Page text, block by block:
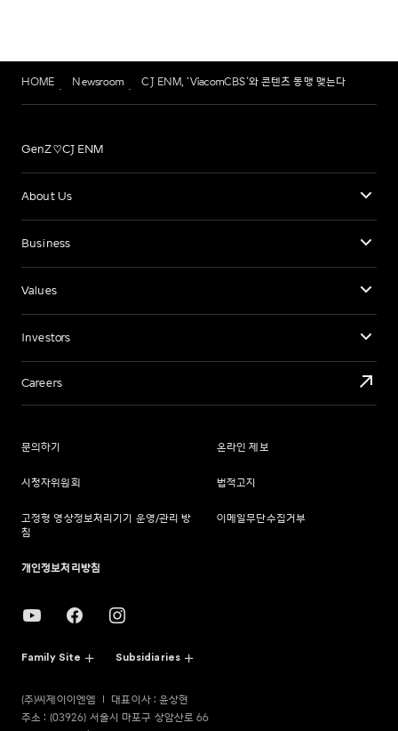
HOME Newsroom CJ ENM, ‘ViacomCBS’와 콘텐츠 동맹 맺는다
GenZ♡CJ ENM
About Us
Business
Values
Investors
Careers
문의하기 온라인 제보
시청자위원회 법적고지
고정형 영상정보처리기기 운영/관리 방
침
이메일무단수집거부
개인정보처리방침
Family Site Subsidiaries
(주)씨제이이엔엠
대표이사 : 윤상현
주소 : (03926) 서울시 마포구 상암산로 66